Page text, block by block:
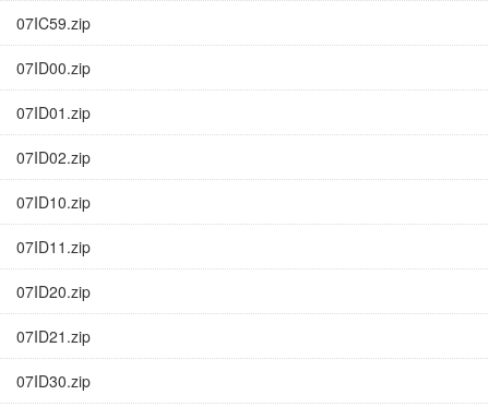
07IC59.zip
07ID00.zip
07ID01.zip
07ID02.zip
07ID10.zip
07ID11.zip
07ID20.zip
07ID21.zip
07ID30.zip